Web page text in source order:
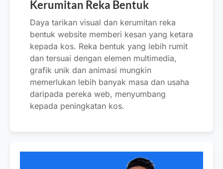
Kerumitan Reka Bentuk
Daya tarikan visual dan kerumitan reka
bentuk website memberi kesan yang ketara
kepada kos. Reka bentuk yang lebih rumit
dan tersuai dengan elemen multimedia,
grafik unik dan animasi mungkin
memerlukan lebih banyak masa dan usaha
daripada pereka web, menyumbang
kepada peningkatan kos.